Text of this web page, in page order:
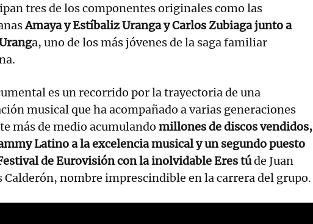
tres de los componentes originales como las
Amaya y Estíbaliz Uranga y Carlos Zubiaga junto a
a, uno de los más jóvenes de la saga familiar
es un recorrido por la trayectoria de una
musical que ha acompañado a varias generaciones
más de medio acumulando millones de discos vendidos,
Latino a la excelencia musical y un segundo puesto
de Eurovisión con la inolvidable Eres túde Juan
Calderón, nombre imprescindible en la carrera del grupo.